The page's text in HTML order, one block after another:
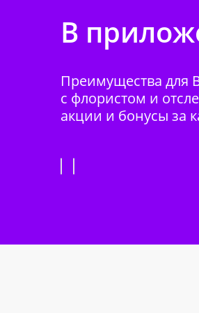
В
Преимущества для
с флористом и
акции и бонусы за